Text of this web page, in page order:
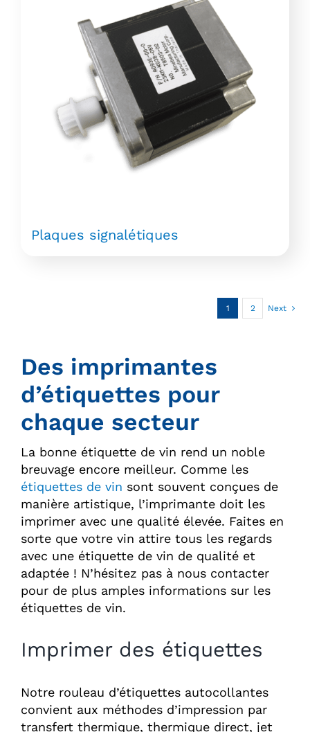
Plaques signalétiques
1 2 Next
Des imprimantes
d’étiquettes pour
chaque secteur
La bonne étiquette de vin rend un noble
breuvage encore meilleur. Comme les
étiquettes de vin sont souvent conçues de
manière artistique, l’imprimante doit les
imprimer avec une qualité élevée. Faites en
sorte que votre vin attire tous les regards
avec une étiquette de vin de qualité et
adaptée ! N’hésitez pas à nous contacter
pour de plus amples informations sur les
étiquettes de vin.
Imprimer des étiquettes
Notre rouleau d’étiquettes autocollantes
convient aux méthodes d’impression par
transfert thermique, thermique direct, jet